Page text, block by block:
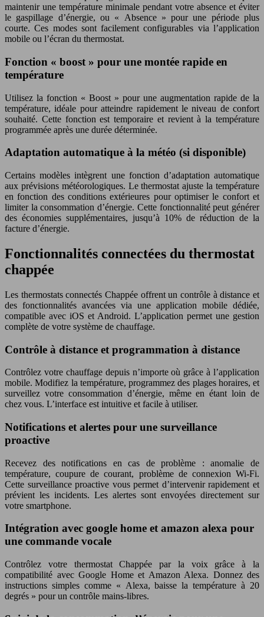
maintenir une température minimale pendant votre absence et éviter
le gaspillage d’énergie, ou « Absence » pour une période plus
courte. Ces modes sont facilement configurables via l’application
mobile ou l’écran du thermostat.
Fonction « boost » pour une montée rapide en
température
Utilisez la fonction « Boost » pour une augmentation rapide de la
température, idéale pour atteindre rapidement le niveau de confort
souhaité. Cette fonction est temporaire et revient à la température
programmée après une durée déterminée.
Adaptation automatique à la météo (si disponible)
Certains modèles intègrent une fonction d’adaptation automatique
aux prévisions météorologiques. Le thermostat ajuste la température
en fonction des conditions extérieures pour optimiser le confort et
limiter la consommation d’énergie. Cette fonctionnalité peut générer
des économies supplémentaires, jusqu’à 10% de réduction de la
facture d’énergie.
Fonctionnalités connectées du thermostat
chappée
Les thermostats connectés Chappée offrent un contrôle à distance et
des fonctionnalités avancées via une application mobile dédiée,
compatible avec iOS et Android. L’application permet une gestion
complète de votre système de chauffage.
Contrôle à distance et programmation à distance
Contrôlez votre chauffage depuis n’importe où grâce à l’application
mobile. Modifiez la température, programmez des plages horaires, et
surveillez votre consommation d’énergie, même en étant loin de
chez vous. L’interface est intuitive et facile à utiliser.
Notifications et alertes pour une surveillance
proactive
Recevez des notifications en cas de problème : anomalie de
température, coupure de courant, problème de connexion Wi-Fi.
Cette surveillance proactive vous permet d’intervenir rapidement et
prévient les incidents. Les alertes sont envoyées directement sur
votre smartphone.
Intégration avec google home et amazon alexa pour
une commande vocale
Contrôlez votre thermostat Chappée par la voix grâce à la
compatibilité avec Google Home et Amazon Alexa. Donnez des
instructions simples comme « Alexa, baisse la température à 20
degrés » pour un contrôle mains-libres.